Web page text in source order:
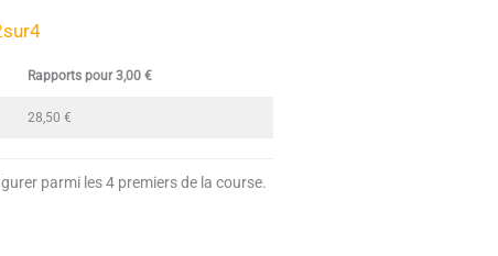
Rapports pour 3,00 €
28,50 €
parmi les 4 premiers de la course.